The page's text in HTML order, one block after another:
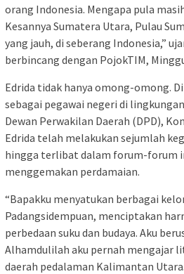
orang Indonesia. Mengapa pula
Kesannya Sumatera Utara, Pulau
yang jauh, di seberang Indonesia,”
berbincang dengan PojokTIM,
Edrida tidak hanya omong-omong.
sebagai pegawai negeri di
Dewan Perwakilan Daerah (DPD),
Edrida telah melakukan sejumlah
hingga terlibat dalam forum-forum
menggemakan perdamaian.
“Bapakku menyatukan berbagai
Padangsidempuan, menciptakan
perbedaan suku dan budaya. Aku
Alhamdulilah aku pernah mengajar
daerah pedalaman Kalimantan